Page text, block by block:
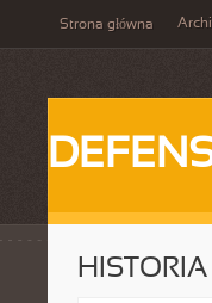
Strona główna